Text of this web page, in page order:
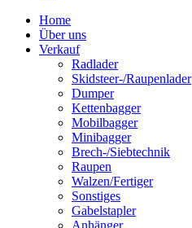
Home
Über uns
Verkauf
Radlader
Skidsteer-/Raupenlader
Dumper
Kettenbagger
Mobilbagger
Minibagger
Brech-/Siebtechnik
Raupen
Walzen/Fertiger
Sonstiges
Gabelstapler
Anhänger